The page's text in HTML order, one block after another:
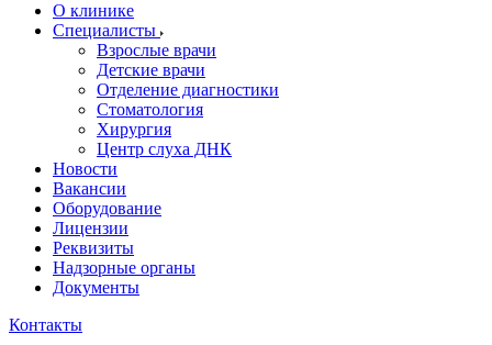
О клинике
Специалисты
Взрослые врачи
Детские врачи
Отделение диагностики
Стоматология
Хирургия
Центр слуха ДНК
Новости
Вакансии
Оборудование
Лицензии
Реквизиты
Надзорные органы
Документы
Контакты